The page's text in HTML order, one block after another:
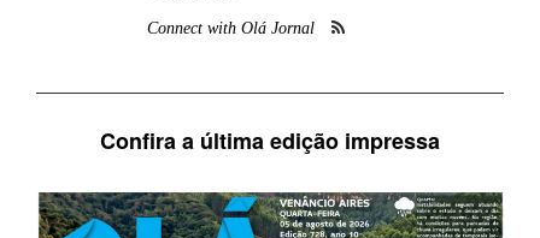
Connect with Olá Jornal
Confira a última edição impressa